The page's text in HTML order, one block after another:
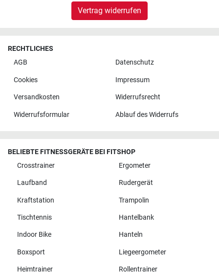
Vertrag widerrufen
RECHTLICHES
AGB
Datenschutz
Cookies Impressum
Versandkosten Widerrufsrecht
Widerrufsformular Ablauf des Widerrufs
BELIEBTE FITNESSGERÄTE BEI FITSHOP
Crosstrainer
Ergometer
Laufband Rudergerät
Kraftstation Trampolin
Tischtennis Hantelbank
Indoor Bike Hanteln
Boxsport Liegeergometer
Heimtrainer Rollentrainer